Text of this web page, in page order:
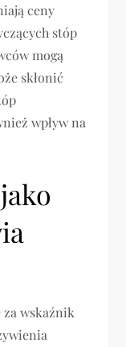
ceny
stóp
mogą
skłonić
wpływ na
za wskaźnik